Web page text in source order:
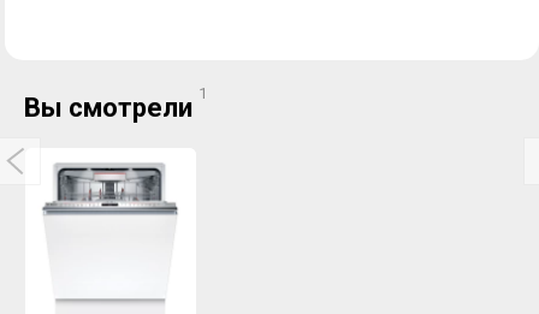
Вы смотрели 1